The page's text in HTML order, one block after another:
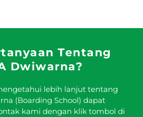
Tentang
Dwiwarna?
lebih lanjut tentang
(Boarding School) dapat
kami dengan klik tombol di